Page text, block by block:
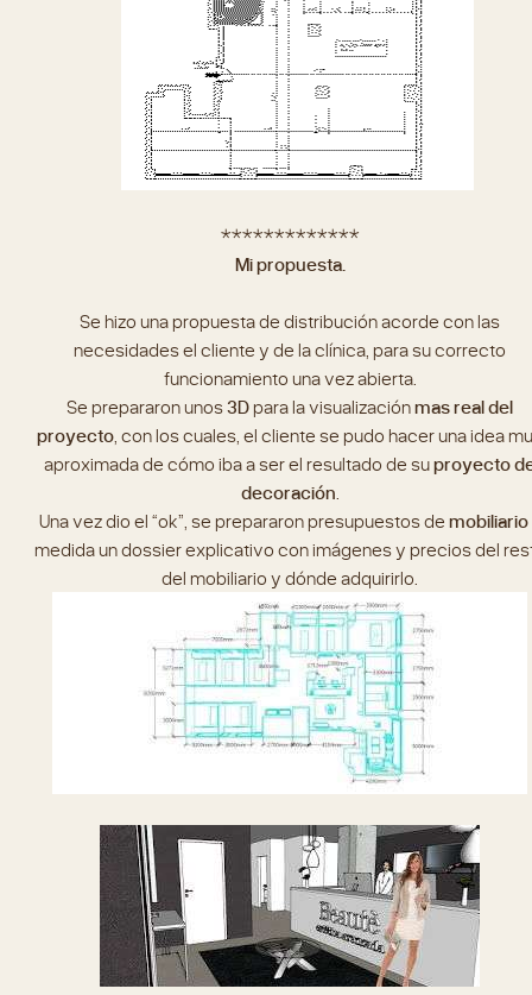
*************
Mi propuesta.
Se hizo una propuesta de distribución acorde con las
necesidades el cliente y de la clínica, para su correcto
funcionamiento una vez abierta.
Se prepararon unos3Dpara la visualizaciónmas real del
proyecto, con los cuales, el cliente se pudo hacer una idea
aproximada de cómo iba a ser el resultado de suproyecto
decoración.
Una vez dio el “ok”, se prepararon presupuestos demobiliario
medida un dossier explicativo con imágenes y precios del
del mobiliario y dónde adquirirlo.